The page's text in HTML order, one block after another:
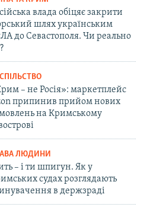
влада обіцяє закрити
шлях українським
до Севастополя. Чи реально
– не Росія»: маркетплейс
припинив прийом нових
на Кримському
ЛЮДИНИ
– і ти шпигун. Як у
судах розглядають
в держзраді